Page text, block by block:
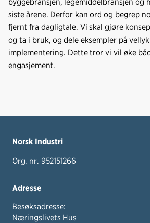
siste årene. Derfor kan ord og begrep
fjernt fra dagligtale. Vi skal gjøre
og ta i bruk, og dele eksempler på
implementering. Dette tror vi vil øke
engasjement.
Norsk Industri
Org. nr. 952151266
Adresse
Besøksadresse:
Næringslivets Hus